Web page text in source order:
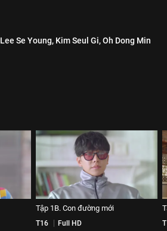
Lee Se Young, Kim Seul Gi,Oh Dong Min
Tập 1B. Con đường mới
T16 Full HD